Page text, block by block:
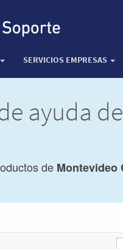
SERVICIOS EMPRESAS
ayuda
de Montevideo